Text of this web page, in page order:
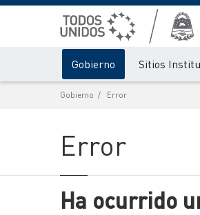
Gobierno Sitios
Gobierno Error
Error
Ha ocurrido